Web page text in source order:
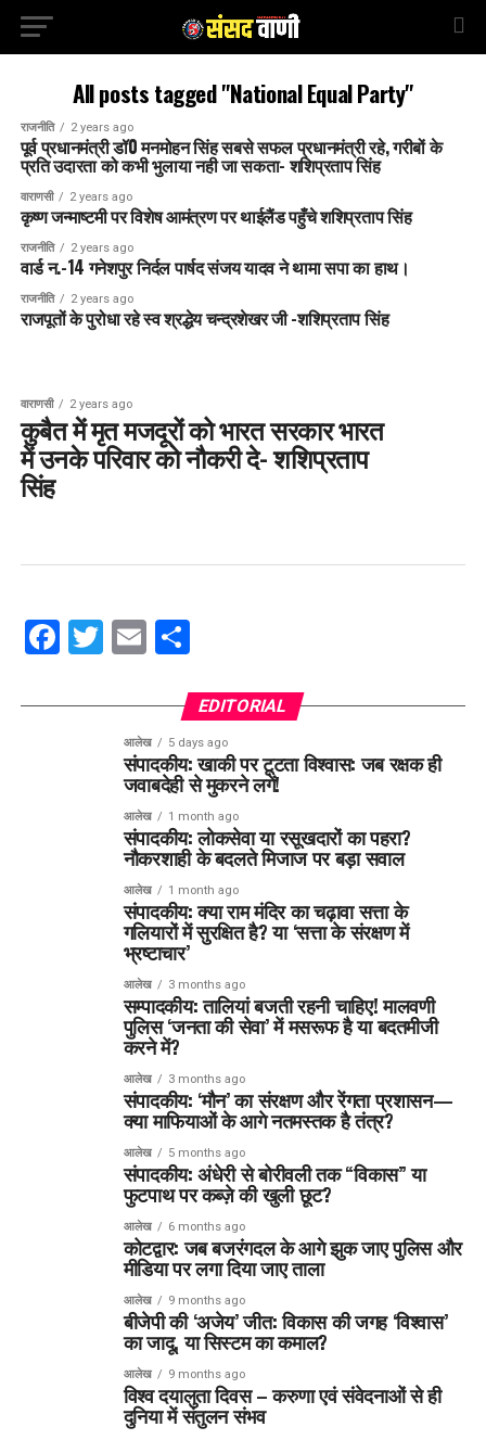
All posts tagged "National Equal Party"
राजनीति 2 years ago
पूर्व प्रधानमंत्री डॉ0 मनमोहन सिंह सबसे सफल प्रधानमंत्री रहे, गरीबों के
प्रति उदारता को कभी भुलाया नही जा सकता- शशिप्रताप सिंह
वाराणसी 2 years ago
कृष्ण जन्माष्टमी पर विशेष आमंत्रण पर थाईलैंड पहुँचे शशिप्रताप सिंह
राजनीति 2 years ago
वार्ड न.-14 गनेशपुर निर्दल पार्षद संजय यादव ने थामा सपा का हाथ।
राजनीति 2 years ago
राजपूतों के पुरोधा रहे स्व श्रद्धेय चन्द्रशेखर जी -शशिप्रताप सिंह
वाराणसी 2 years ago
कुबैत में मृत मजदूरों को भारत सरकार भारत
में उनके परिवार को नौकरी दे- शशिप्रताप
सिंह
Facebook
Twitter
EmailShare
EDITORIAL
आलेख 5 days ago
संपादकीय: खाकी पर टूटता विश्वास: जब रक्षक ही
जवाबदेही से मुकरने लगें!
आलेख 1 month ago
संपादकीय: लोकसेवा या रसूखदारों का पहरा?
नौकरशाही के बदलते मिजाज पर बड़ा सवाल
आलेख 1 month ago
संपादकीय: क्या राम मंदिर का चढ़ावा सत्ता के
गलियारों में सुरक्षित है? या ‘सत्ता के संरक्षण में
भ्रष्टाचार’
आलेख 3 months ago
सम्पादकीय: तालियां बजती रहनी चाहिए! मालवणी
पुलिस ‘जनता की सेवा’ में मसरूफ है या बदतमीजी
करने में?
आलेख 3 months ago
संपादकीय: ‘मौन’ का संरक्षण और रेंगता प्रशासन—
क्या माफियाओं के आगे नतमस्तक है तंत्र?
आलेख 5 months ago
संपादकीय: अंधेरी से बोरीवली तक “विकास” या
फुटपाथ पर कब्ज़े की खुली छूट?
आलेख 6 months ago
कोटद्वार: जब बजरंगदल के आगे झुक जाए पुलिस और
मीडिया पर लगा दिया जाए ताला
आलेख 9 months ago
बीजेपी की ‘अजेय’ जीत: विकास की जगह ‘विश्वास’
का जादू, या सिस्टम का कमाल?
आलेख 9 months ago
विश्व दयालुता दिवस – करुणा एवं संवेदनाओं से ही
दुनिया में संतुलन संभव